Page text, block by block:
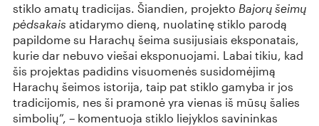
stiklo amatų tradicijas. Šiandien, projekto Bajorų šeimų
pėdsakais atidarymo dieną, nuolatinę stiklo parodą
papildome su Harachų šeima susijusiais eksponatais,
kurie dar nebuvo viešai eksponuojami. Labai tikiu, kad
šis projektas padidins visuomenės susidomėjimą
Harachų šeimos istorija, taip pat stiklo gamyba ir jos
tradicijomis, nes ši pramonė yra vienas iš mūsų šalies
simbolių”, – komentuoja stiklo liejyklos savininkas